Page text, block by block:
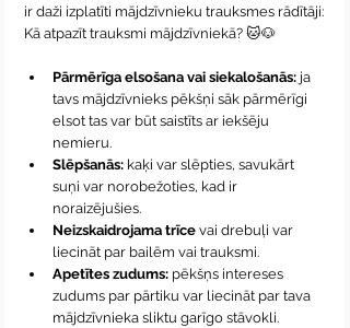
ir daži izplatīti mājdzīvnieku trauksmes rādītāji:
Kā atpazīt trauksmi mājdzīvniekā? 🐱🐶
Pārmērīga elsošana vai siekalošanās: ja
tavs mājdzīvnieks pēkšņi sāk pārmērīgi
elsot tas var būt saistīts ar iekšēju
nemieru.
Slēpšanās: kaķi var slēpties, savukārt
suņi var norobežoties, kad ir
noraizējušies.
Neizskaidrojama trīce vai drebuļi var
liecināt par bailēm vai trauksmi.
Apetītes zudums: pēkšņs intereses
zudums par pārtiku var liecināt par tava
mājdzīvnieka sliktu garīgo stāvokli.